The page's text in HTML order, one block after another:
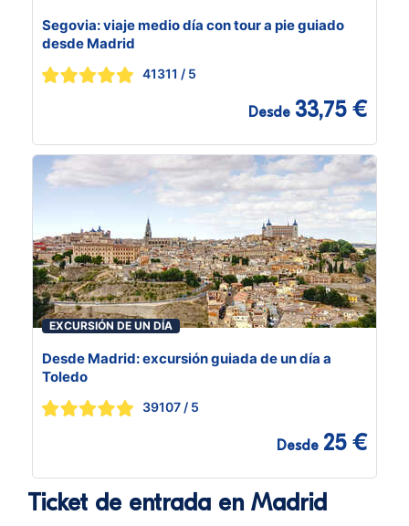
Segovia: viaje medio día con tour a pie guiado
desde Madrid
41311 / 5
Desde 33,75 €
EXCURSIÓN DE UN DÍA
Desde Madrid: excursión guiada de un día a
Toledo
39107 / 5
Desde 25 €
Ticket de entrada en Madrid